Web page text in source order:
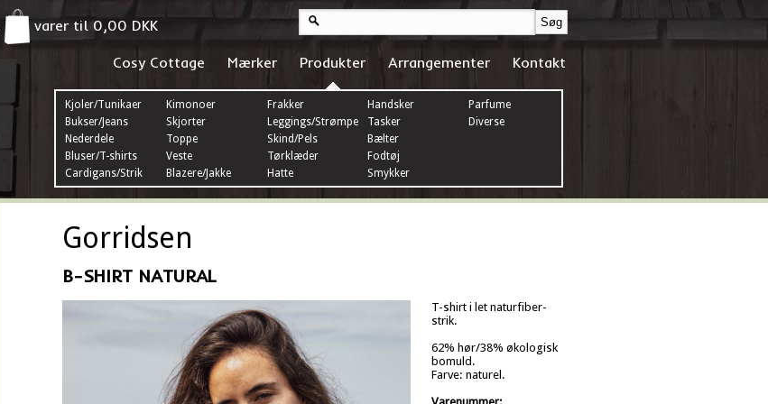
varer til0,00 DKK
Cosy Cottage Mærker Produkter
Kjoler/Tunikaer
Bukser/Jeans
Nederdele
Bluser/T-shirts
Cardigans/Strik
Kimonoer
Skjorter
Toppe
Veste
Blazere/Jakke
Frakker
Leggings/Strømper
Skind/Pels
Tørklæder
Hatte
Handsker
Tasker
Bælter
Fodtøj
Smykker
Parfume
Diverse
Arrangementer Kontakt
Gorridsen
B-SHIRT NATURAL
T-shirt i let naturfiber-
strik.
62% hør/38% økologisk
bomuld.
Farve: naturel.